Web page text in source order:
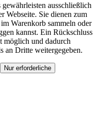
ausschließlich
Webseite. Sie dienen zum
Warenkorb sammeln oder
kannst. Ein Rückschluss
möglich und dadurch
an Dritte weitergegeben.
Nur erforderliche